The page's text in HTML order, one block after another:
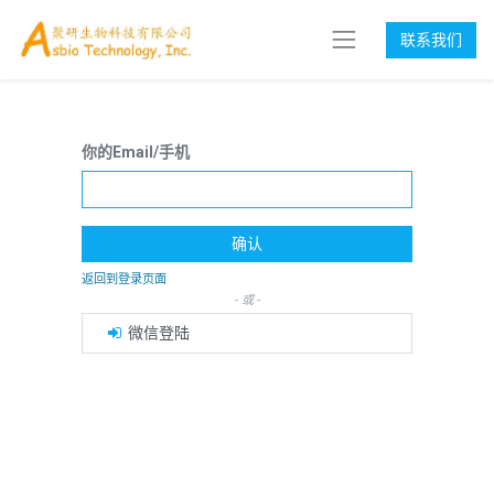
联系我们
你的Email/手机
确认
返回到登录页面
- 或 -
微信登陆